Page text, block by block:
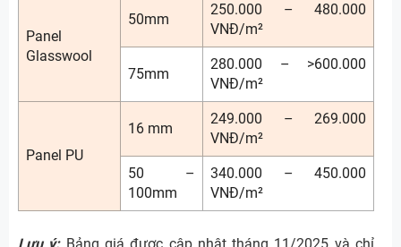
Panel
Glasswool
50mm
250.000 – 480.000
VNĐ/m²
75mm
280.000 – >600.000
VNĐ/m²
Panel PU
16 mm
249.000 – 269.000
VNĐ/m²
50 –
100mm
340.000 – 450.000
VNĐ/m²